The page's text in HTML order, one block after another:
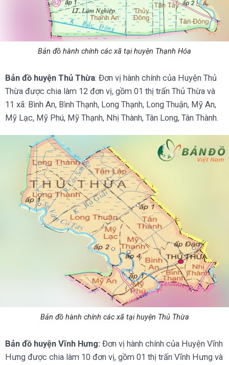
Bản đồ hành chính các xã tại huyện Thạnh Hóa
Bản đồ huyện Thủ Thừa: Đơn vị hành chính của Huyện Thủ
Thừa được chia làm 12 đơn vị, gồm 01 thị trấn Thủ Thừa và
11 xã: Bình An, Bình Thạnh, Long Thạnh, Long Thuận, Mỹ An,
Mỹ Lạc, Mỹ Phú, Mỹ Thạnh, Nhị Thành, Tân Long, Tân Thành.
Bản đồ hành chính các xã tại huyện Thủ Thừa
Bản đồ huyện Vĩnh Hưng: Đơn vị hành chính của Huyện Vĩnh
Hưng được chia làm 10 đơn vị, gồm 01 thị trấn Vĩnh Hưng và